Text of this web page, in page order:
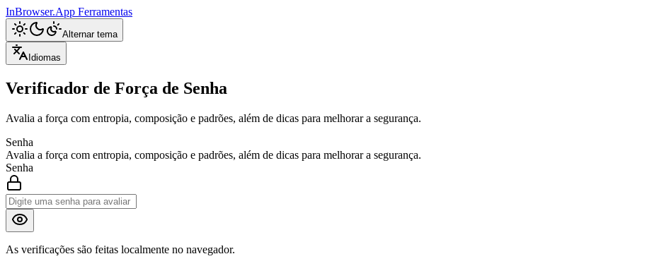
InBrowser.App Ferramentas
Alternar tema
Idiomas
Verificador de Força de Senha
Avalia a força com entropia, composição e padrões, além de dicas para melhorar a segurança.
Senha
Avalia a força com entropia, composição e padrões, além de dicas para melhorar a segurança.
Senha
As verificações são feitas localmente no navegador.